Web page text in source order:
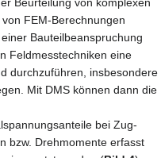
Beurteilung von komplexen
FEM-Berechnungen
Bauteilbeanspruchung
Feldmesstechniken eine
durchzuführen, insbesondere
Mit DMS können dann die
bei Zug-
bzw. Drehmomente erfasst